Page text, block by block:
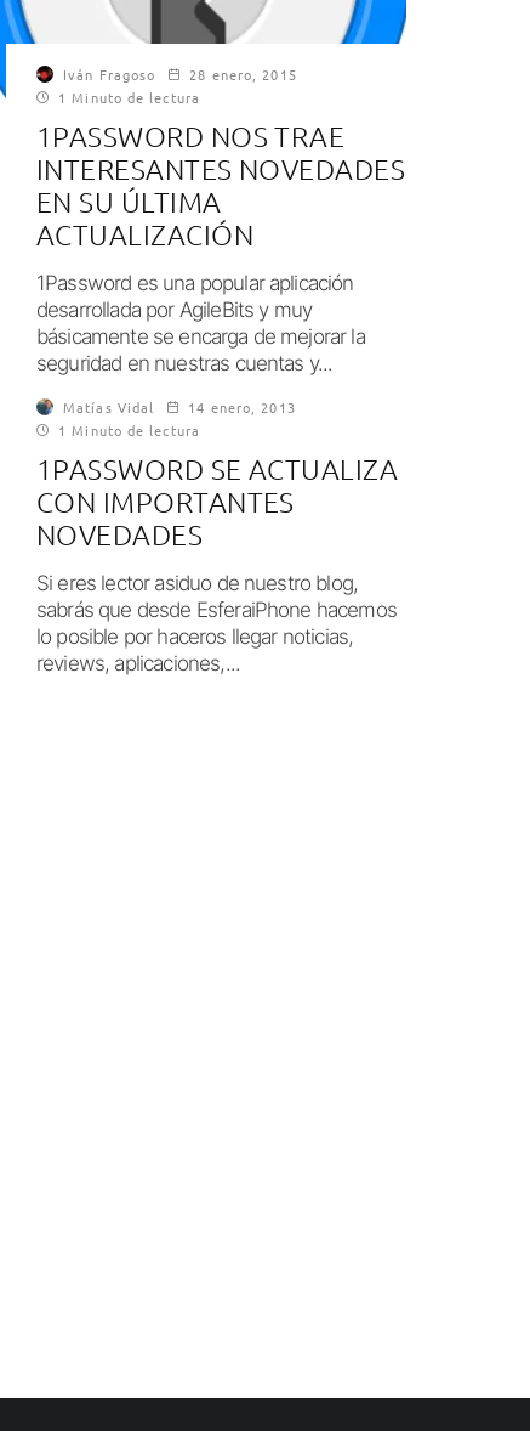
Iván Fragoso
28 enero, 2015
1 Minuto de lectura
1PASSWORD NOS TRAE
INTERESANTES NOVEDADES
EN SU ÚLTIMA
ACTUALIZACIÓN
1Password es una popular aplicación
desarrollada por AgileBits y muy
básicamente se encarga de mejorar la
seguridad en nuestras cuentas y...
Matías Vidal
14 enero, 2013
1 Minuto de lectura
1PASSWORD SE ACTUALIZA
CON IMPORTANTES
NOVEDADES
Si eres lector asiduo de nuestro blog,
sabrás que desde EsferaiPhone hacemos
lo posible por haceros llegar noticias,
reviews, aplicaciones,...